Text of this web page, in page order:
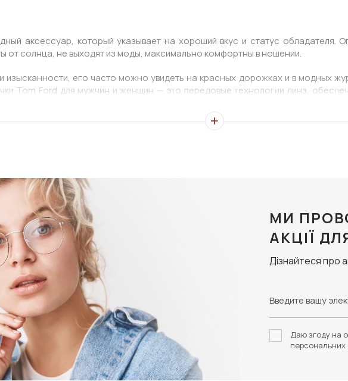
аксессуар, который указывает на хороший вкус и статус обладателя.
от солнца, не выходят из моды, максимально комфортны в ношении.
его часто можно увидеть на красных дорожках и в модных
Tom Ford для мужчин и женщин — это передовые технологии линз,
ждать. Талантливый молодой человек выпустил авторскую коллекцию, а
блистает торговая марка Том Форд, которая предлагает покупателям
Tom Ford
Модели создаются с оригинальным дизайном, над которым работают не
идеальную оптику для мужчин и женщин. Изделия обладают такими
и ультрамодные очки;
комфортно сидят на лице, повторяя его контур;
разном цвете рамок и линз, различной формы;
(с диоптриями) очки адаптированы под разные формы лица, под
выполнены из качественных материалов.
который обязательно придется по вкусу людям, которые выбирают для
МИ
АКЦІЇ
Дізнайтеся про
Даю згоду на